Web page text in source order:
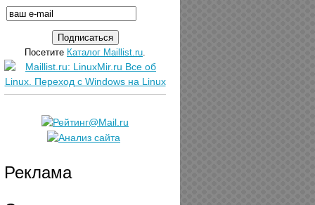
Посетите Каталог Maillist.ru.
Реклама